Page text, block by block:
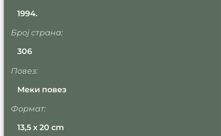
1994.
Број страна:
306
Повез:
Меки повез
Формат:
13,5 x 20 cm